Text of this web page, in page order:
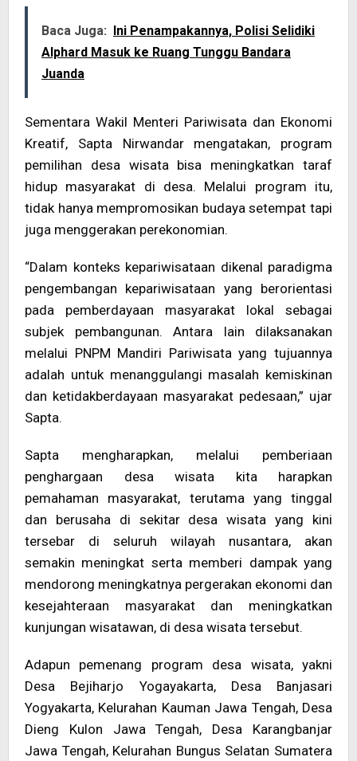
Baca Juga: Ini Penampakannya, Polisi Selidiki
Alphard Masuk ke Ruang Tunggu Bandara
Juanda
Sementara Wakil Menteri Pariwisata dan Ekonomi
Kreatif, Sapta Nirwandar mengatakan, program
pemilihan desa wisata bisa meningkatkan taraf
hidup masyarakat di desa. Melalui program itu,
tidak hanya mempromosikan budaya setempat tapi
juga menggerakan perekonomian.
“Dalam konteks kepariwisataan dikenal paradigma
pengembangan kepariwisataan yang berorientasi
pada pemberdayaan masyarakat lokal sebagai
subjek pembangunan. Antara lain dilaksanakan
melalui PNPM Mandiri Pariwisata yang tujuannya
adalah untuk menanggulangi masalah kemiskinan
dan ketidakberdayaan masyarakat pedesaan,” ujar
Sapta.
Sapta mengharapkan, melalui pemberiaan
penghargaan desa wisata kita harapkan
pemahaman masyarakat, terutama yang tinggal
dan berusaha di sekitar desa wisata yang kini
tersebar di seluruh wilayah nusantara, akan
semakin meningkat serta memberi dampak yang
mendorong meningkatnya pergerakan ekonomi dan
kesejahteraan masyarakat dan meningkatkan
kunjungan wisatawan, di desa wisata tersebut.
Adapun pemenang program desa wisata, yakni
Desa Bejiharjo Yogayakarta, Desa Banjasari
Yogyakarta, Kelurahan Kauman Jawa Tengah, Desa
Dieng Kulon Jawa Tengah, Desa Karangbanjar
Jawa Tengah, Kelurahan Bungus Selatan Sumatera